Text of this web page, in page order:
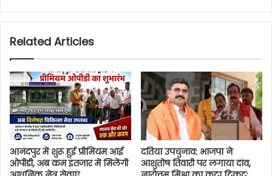
Related Articles
आनंदपुर में शुरू हुई प्रीमियम आई
ओपीडी, अब कम इंतजार में मिलेंगी
दतिया उपचुनाव: भाजपा ने
आशुतोष तिवारी पर लगाया दांव,